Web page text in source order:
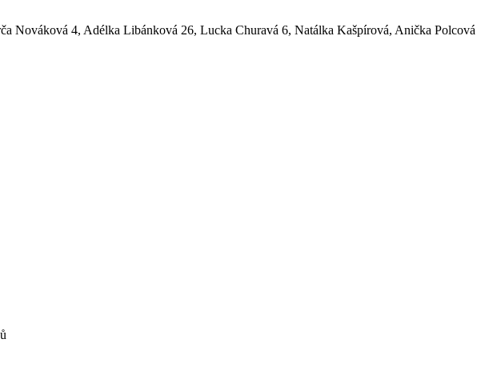
Nováková 4, Adélka Libánková 26, Lucka Churavá 6, Natálka Kašpírová, Anička Polcová